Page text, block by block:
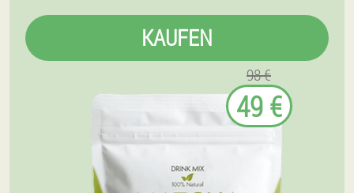
KAUFEN
98 €
49 €